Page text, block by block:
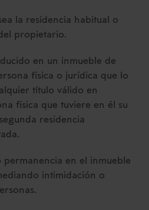
la residencia habitual o
propietario.
en un inmueble de
física o jurídica que lo
título válido en
física que tuviere en él su
residencia
en el inmueble
intimidación o